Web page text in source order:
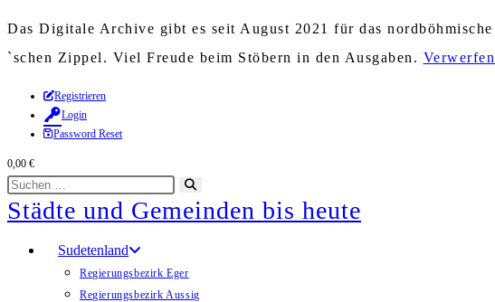
Das Digitale Archive gibt es seit August 2021 für das
`schen Zippel. Viel Freude beim Stöbern in den Ausgaben. Verwerfen
Zum
Inhalt
springen
Registrieren
Login
Password Reset
0,00 €
Diese
Website
durchsuchen
starten
Städte und Gemeinden bis heute
Sudetenland
Regierungsbezirk Eger
Regierungsbezirk Aussig